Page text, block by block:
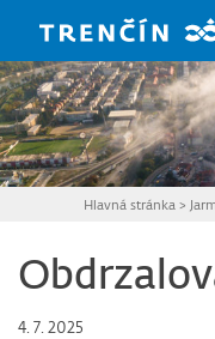
Hlavná stránka >
4. 7. 2025